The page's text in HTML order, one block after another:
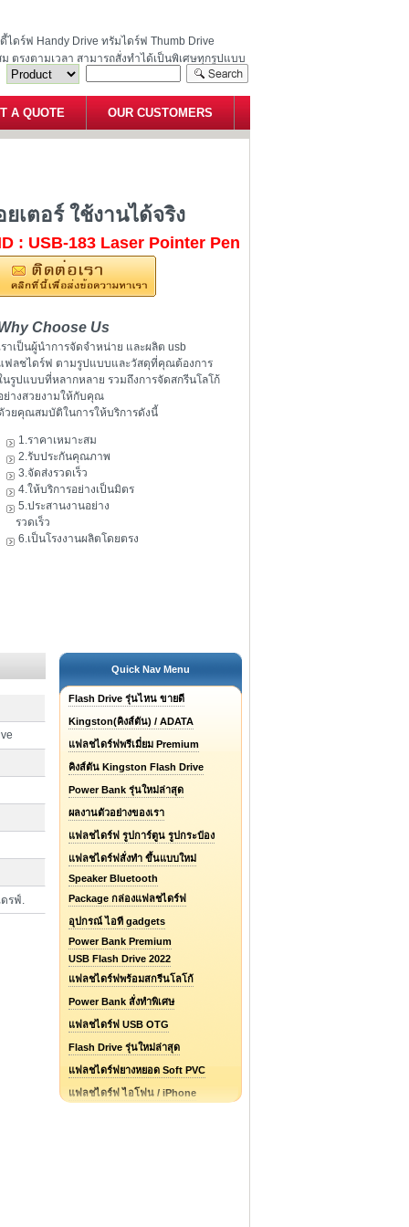
ดร์ฟ Handy Drive ทรัมไดร์ฟ Thumb Drive
ตรงตามเวลา สามารถสั่งทำได้เป็นพิเศษทุกรูปแบบ
A QUOTE OUR CUSTOMERS
ลเซอร์พอยเตอร์ ใช้งานได้จริง
เตอร์ ใช้งานได้จริง
: USB-183 Laser Pointer Pen
Choose Us
ราเป็นผู้นำการจัดจำหน่าย และผลิต usb
ฟลชไดร์ฟ ตามรูปแบบและวัสดุที่คุณต้องการ
นรูปแบบที่หลากหลาย รวมถึงการจัดสกรีนโลโก้
ย่างสวยงามให้กับคุณ
วยคุณสมบัติในการให้บริการดังนี้
1.ราคาเหมาะสม
2.รับประกันคุณภาพ
3.จัดส่งรวดเร็ว
4.ให้บริการอย่างเป็นมิตร
5.ประสานงานอย่าง
รวดเร็ว
6.เป็นโรงงานผลิตโดยตรง
รฟ์.
Quick Nav Menu
Flash Drive รุ่นไหน ขายดี
Kingston(คิงส์ตัน) / ADATA
แฟลชไดร์ฟพรีเมี่ยม Premium
คิงส์ตัน Kingston Flash Drive
Power Bank รุ่นใหม่ล่าสุด
ผลงานตัวอย่างของเรา
แฟลชไดร์ฟ รูปการ์ตูน รูปกระป๋อง
แฟลชไดร์ฟสั่งทำ ขึ้นแบบใหม่
Speaker Bluetooth
Package กล่องแฟลชไดร์ฟ
อุปกรณ์ ไอที gadgets
Power Bank Premium
USB Flash Drive 2022
แฟลชไดร์ฟพร้อมสกรีนโลโก้
Power Bank สั่งทำพิเศษ
แฟลชไดร์ฟ USB OTG
Flash Drive รุ่นใหม่ล่าสุด
แฟลชไดร์ฟยางหยอด Soft PVC
แฟลชไดร์ฟ ไอโฟน / iPhone